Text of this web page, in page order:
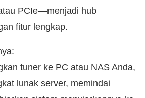
PCIe—menjadi hub
fitur lengkap.
tuner ke PC atau NAS Anda,
lunak server, memindai